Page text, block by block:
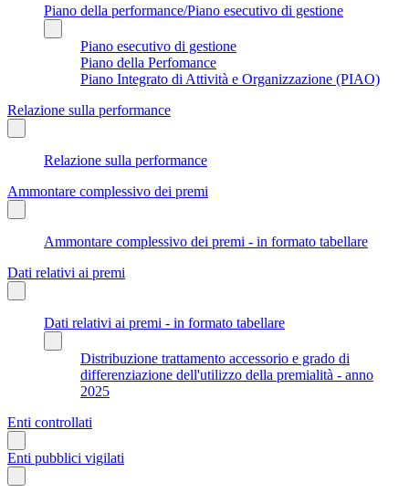
Piano della performance/Piano esecutivo di gestione
Piano esecutivo di gestione
Piano della Perfomance
Piano Integrato di Attività e Organizzazione (PIAO)
Relazione sulla performance
Relazione sulla performance
Ammontare complessivo dei premi
Ammontare complessivo dei premi - in formato tabellare
Dati relativi ai premi
Dati relativi ai premi - in formato tabellare
Distribuzione trattamento accessorio e grado di
differenziazione dell'utilizzo della premialità - anno
2025
Enti controllati
Enti pubblici vigilati